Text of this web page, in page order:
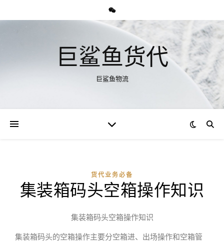
巨鲨鱼货代
巨鲨鱼物流
货代业务必备
集装箱码头空箱操作知识
集装箱码头空箱操作知识
集装箱码头的空箱操作主要分空箱进、出场操作和空箱管